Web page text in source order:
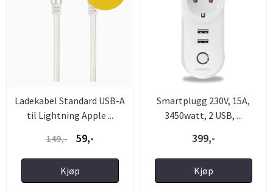
Ladekabel Standard USB-A
til Lightning Apple ...
149,-
59,-
Kjøp
Smartplugg 230V, 15A,
3450watt, 2 USB, ...
399,-
Kjøp